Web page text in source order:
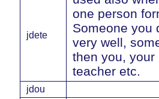
jdete
one person
Someone you
very well,
then you, your
teacher etc.
jdou